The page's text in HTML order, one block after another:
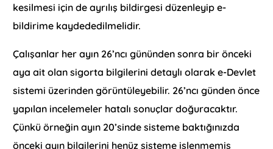
kesilmesi için de ayrılış bildirgesi düzenleyip e-
bildirime kaydededilmelidir.
Çalışanlar her ayın 26’ncı gününden sonra bir önceki
aya ait olan sigorta bilgilerini detaylı olarak e-Devlet
sistemi üzerinden görüntüleyebilir. 26’ncı günden önce
yapılan incelemeler hatalı sonuçlar doğuracaktır.
Çünkü örneğin ayın 20’sinde sisteme baktığınızda
önceki ayın bilgilerini henüz sisteme işlenmemiş